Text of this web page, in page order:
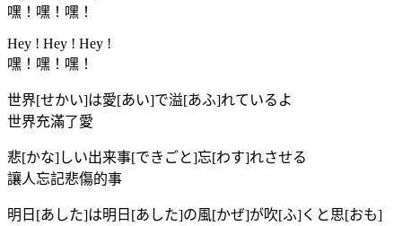
嘿！嘿！嘿！
Hey ! Hey ! Hey !
嘿！嘿！嘿！
世界[せかい]は愛[あい]で溢[あふ]れているよ
世界充滿了愛
悲[かな]しい出来事[できごと]忘[わす]れさせる
讓人忘記悲傷的事
明日[あした]は明日[あした]の風[かぜ]が吹[ふ]くと思[おも]